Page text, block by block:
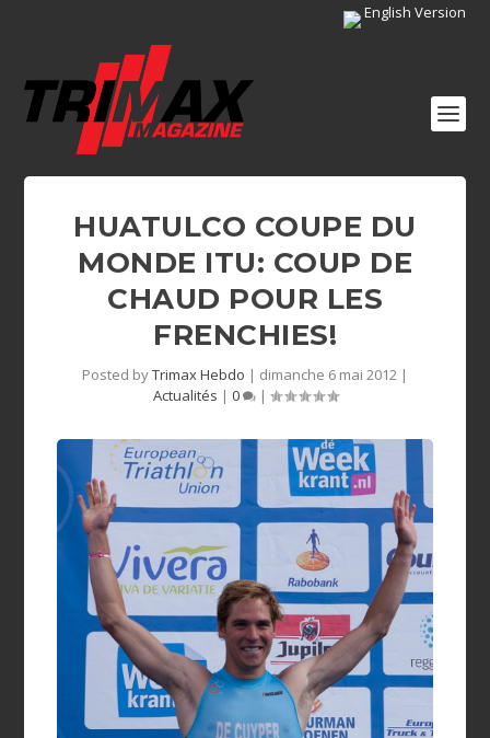
English Version
HUATULCO COUPE DU
MONDE ITU: COUP DE
CHAUD POUR LES
FRENCHIES!
Posted byTrimax Hebdo | dimanche 6 mai 2012 |
Actualités | 0 |